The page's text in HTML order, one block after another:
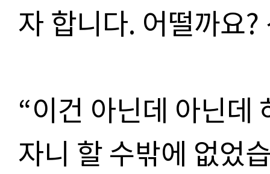
자 합니다. 어떨까요?
“이건 아닌데 아닌데
자니 할 수밖에 없었